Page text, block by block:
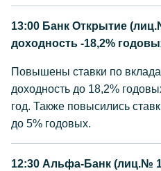
13:00 Банк Открытие
доходность -18,2%
Повышены ставки по
доходность до 18,2%
год. Также повысились
до 5% годовых.
12:30 Альфа-Банк (лиц.№